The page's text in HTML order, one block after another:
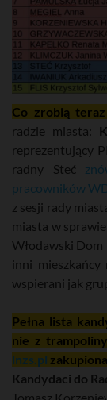
Co zrobią teraz
radzie miasta:
reprezentujący
radny Steć
pracowników
z sesji rady
miasta w
Włodawski
inni
wspierani jak
Pełna lista
nie z
lnzs.pl
Kandydaci do